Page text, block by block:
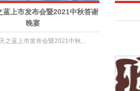
蓝上市发布会暨2021中秋答谢
晚宴
之蓝上市发布会暨2021中秋...